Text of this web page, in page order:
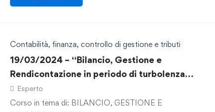
Contabilità, finanza, controllo di gestione e tributi
19/03/2024 – “Bilancio, Gestione e
Rendicontazione in periodo di turbolenza
economico – finanziaria e in coerenza con il PNRR
e il PNC: compiti di direzione per progetti nel
Esperto
Corso in tema di: BILANCIO, GESTIONE E